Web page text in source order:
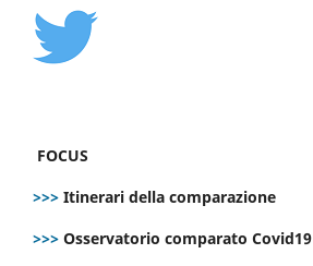
FOCUS
>>> Itinerari della comparazione
>>> Osservatorio comparato Covid19